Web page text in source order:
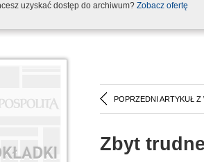
uzyskać dostęp do archiwum? Zobacz ofertę
POPRZEDNI ARTYKUŁ Z
Zbyt